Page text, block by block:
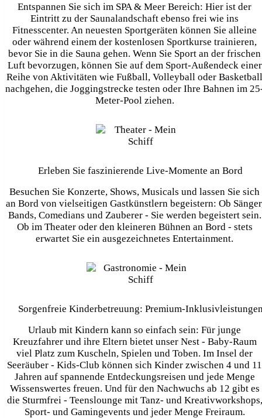
Entspannen Sie sich im SPA & Meer Bereich: Hier ist der
Eintritt zu der Saunalandschaft ebenso frei wie ins
Fitnesscenter. An neuesten Sportgeräten können Sie alleine
oder während einem der kostenlosen Sportkurse trainieren,
bevor Sie in die Sauna gehen. Wenn Sie Sport an der frischen
Luft bevorzugen, können Sie auf dem Sport-Außendeck einer
Reihe von Aktivitäten wie Fußball, Volleyball oder Basketball
nachgehen, die Joggingstrecke testen oder Ihre Bahnen im
Meter-Pool ziehen.
Erleben Sie faszinierende Live-Momente an Bord
Besuchen Sie Konzerte, Shows, Musicals und lassen Sie sich
an Bord von vielseitigen Gastkünstlern begeistern: Ob
Bands, Comedians und Zauberer - Sie werden begeistert sein.
Ob im Theater oder den kleineren Bühnen an Bord - stets
erwartet Sie ein ausgezeichnetes Entertainment.
Sorgenfreie Kinderbetreuung: Premium-
Urlaub mit Kindern kann so einfach sein: Für junge
Kreuzfahrer und ihre Eltern bietet unser Nest - Baby-Raum
viel Platz zum Kuscheln, Spielen und Toben. Im Insel der
Seeräuber - Kids-Club können sich Kinder zwischen 4 und 11
Jahren auf spannende Entdeckungsreisen und jede Menge
Wissenswertes freuen. Und für den Nachwuchs ab 12 gibt es
die Sturmfrei - Teenslounge mit Tanz- und Kreativworkshops,
Sport- und Gamingevents und jeder Menge Freiraum.